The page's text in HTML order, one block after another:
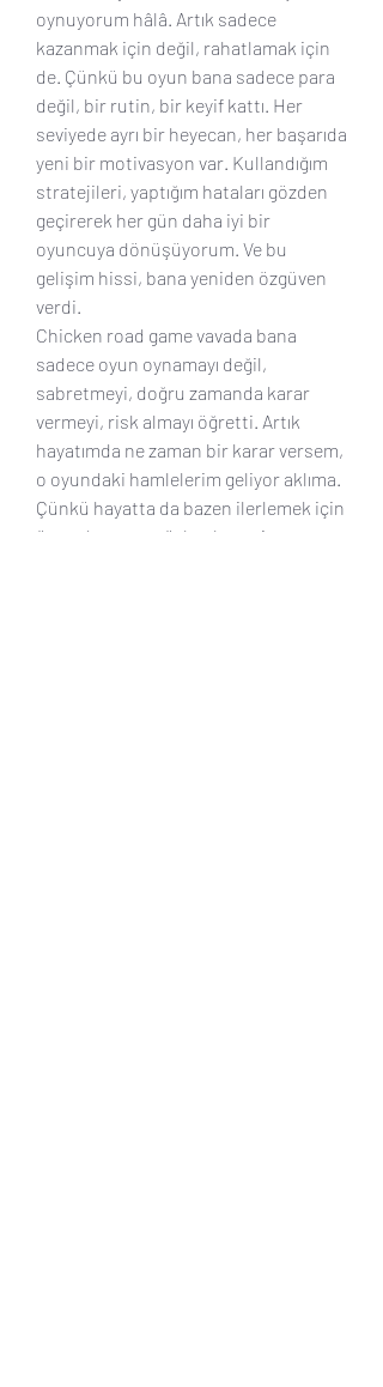
oynuyorum hâlâ. Artık sadece
kazanmak için değil, rahatlamak için
de. Çünkü bu oyun bana sadece para
değil, bir rutin, bir keyif kattı. Her
seviyede ayrı bir heyecan, her başarıda
yeni bir motivasyon var. Kullandığım
stratejileri, yaptığım hataları gözden
geçirerek her gün daha iyi bir
oyuncuya dönüşüyorum. Ve bu
gelişim hissi, bana yeniden özgüven
verdi.
Chicken road game vavada bana
sadece oyun oynamayı değil,
sabretmeyi, doğru zamanda karar
vermeyi, risk almayı öğretti. Artık
hayatımda ne zaman bir karar versem,
o oyundaki hamlelerim geliyor aklıma.
Çünkü hayatta da bazen ilerlemek için
önce durmayı, gözlemlemeyi, sonra